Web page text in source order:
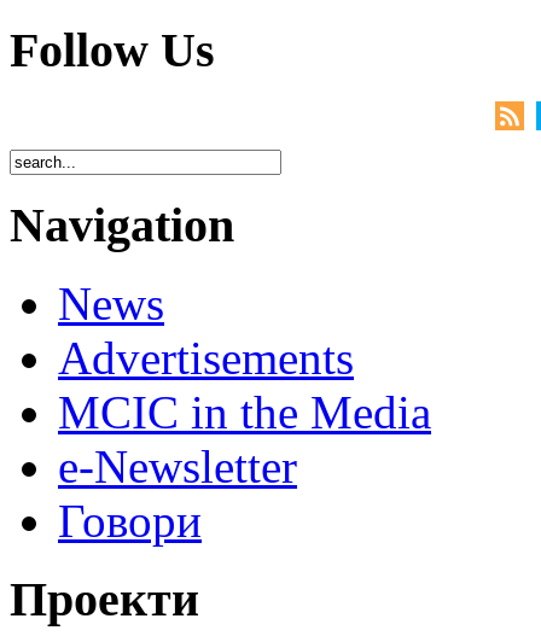
Follow Us
Navigation
News
Advertisements
MCIC in the Media
e-Newsletter
Говори
Проекти